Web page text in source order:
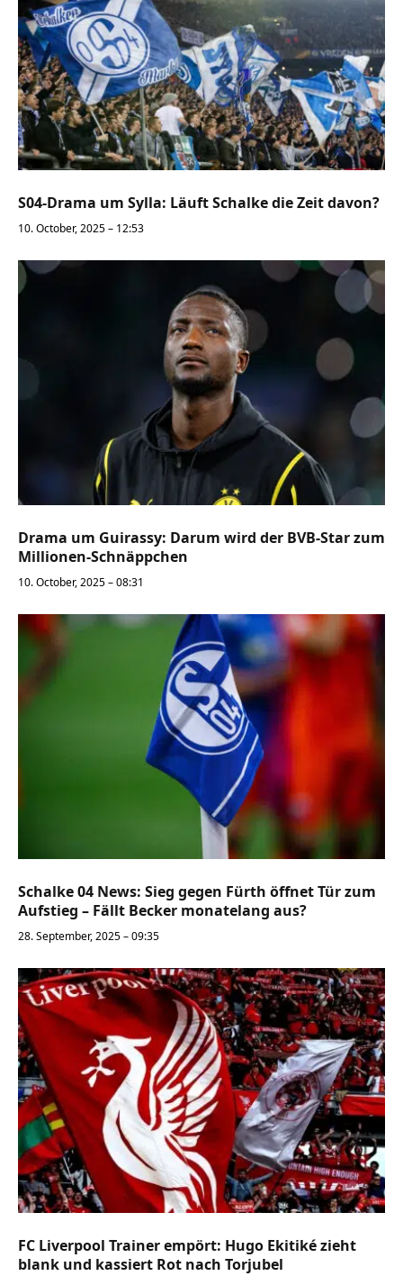
S04-Drama um Sylla: Läuft Schalke die Zeit davon?
10. October, 2025 – 12:53
Drama um Guirassy: Darum wird der BVB-Star zum
Millionen-Schnäppchen
10. October, 2025 – 08:31
Schalke 04 News: Sieg gegen Fürth öffnet Tür zum
Aufstieg – Fällt Becker monatelang aus?
28. September, 2025 – 09:35
FC Liverpool Trainer empört: Hugo Ekitiké zieht
blank und kassiert Rot nach Torjubel